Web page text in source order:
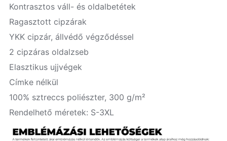
Kontrasztos váll- és oldalbetétek
Ragasztott cipzárak
YKK cipzár, állvédő végződéssel
2 cipzáras oldalzseb
Elasztikus ujjvégek
Címke nélkül
100% sztreccs poliészter, 300 g/m²
Rendelhető méretek: S-3XL